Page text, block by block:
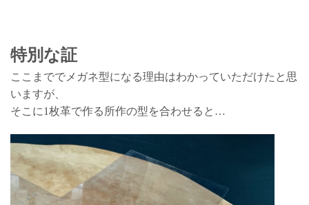
特別な証
ここまででメガネ型になる理由はわかっていただけたと思
いますが、
そこに1枚革で作る所作の型を合わせると…